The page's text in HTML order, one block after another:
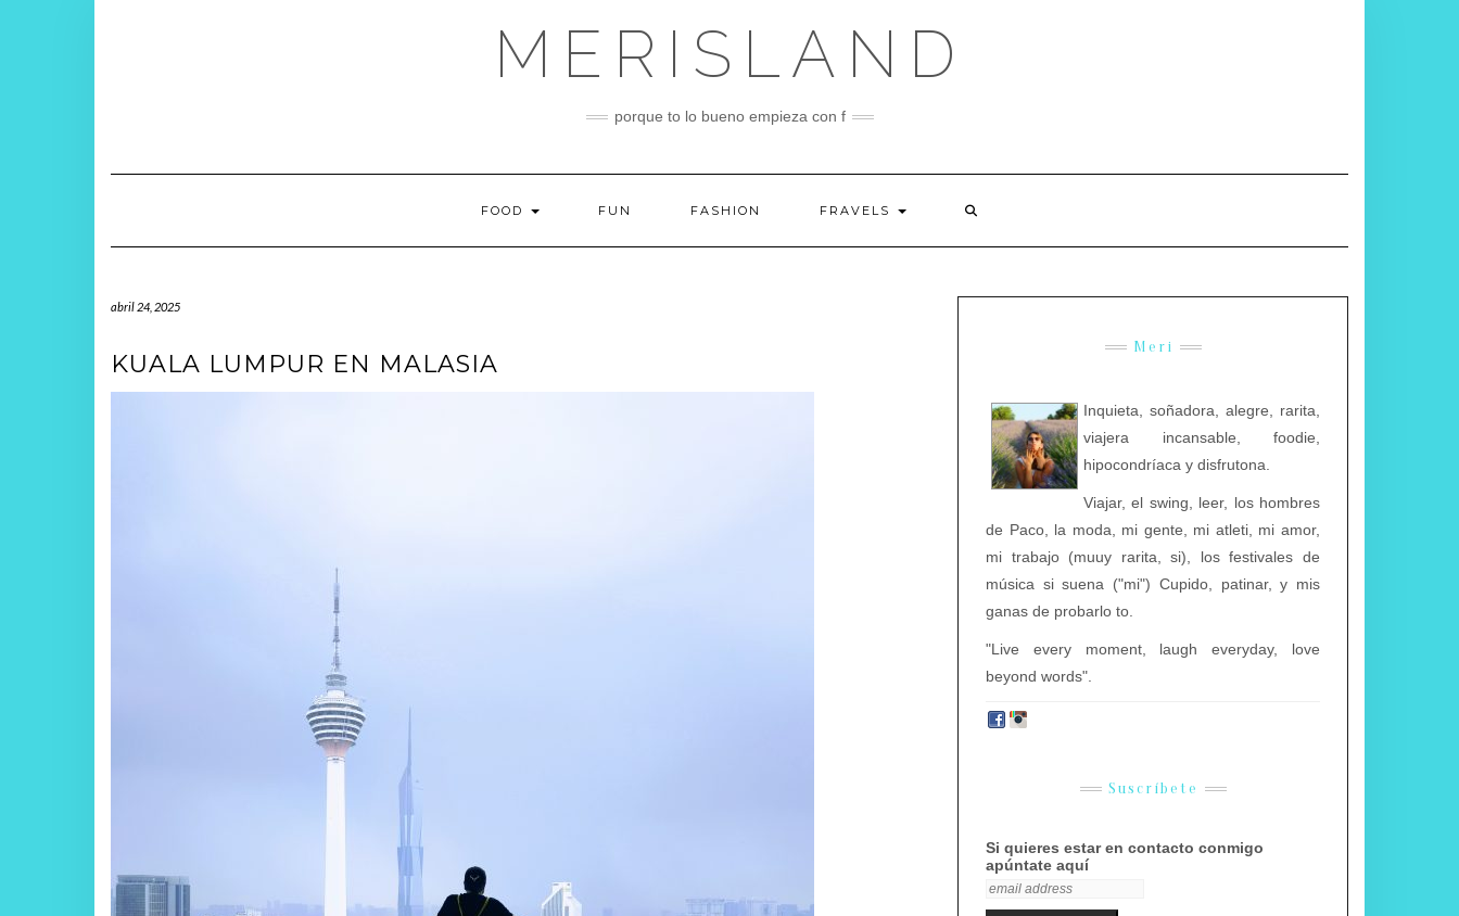
MERISLAND
porque to lo bueno empieza con f
FOOD FUN FASHION FRAVELS
abril 24, 2025
KUALA LUMPUR EN MALASIA
Meri
Inquieta, soñadora, alegre, rarita,
viajera incansable, foodie,
hipocondríaca y disfrutona.
Viajar, el swing, leer, los hombres
de Paco, la moda, mi gente, mi atleti, mi amor,
mi trabajo (muuy rarita, si), los festivales de
música si suena ("mi") Cupido, patinar, y mis
ganas de probarlo to.
"Live every moment, laugh everyday, love
beyond words".
Suscríbete
Si quieres estar en contacto conmigo
apúntate aquí